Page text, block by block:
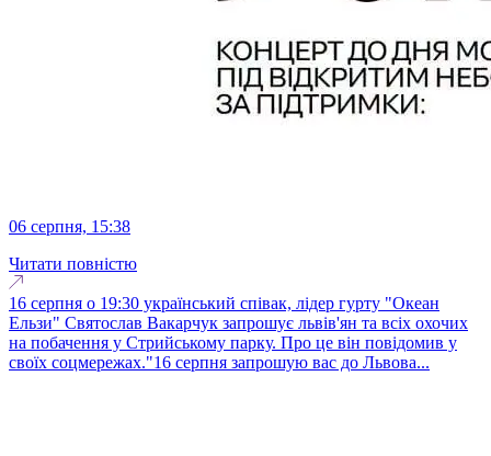
06 серпня, 15:38
Читати повністю
16 серпня о 19:30 український співак, лідер гурту "Океан
Ельзи" Святослав Вакарчук запрошує львів'ян та всіх охочих
на побачення у Стрийському парку. Про це він повідомив у
своїх соцмережах."16 серпня запрошую вас до Львова...